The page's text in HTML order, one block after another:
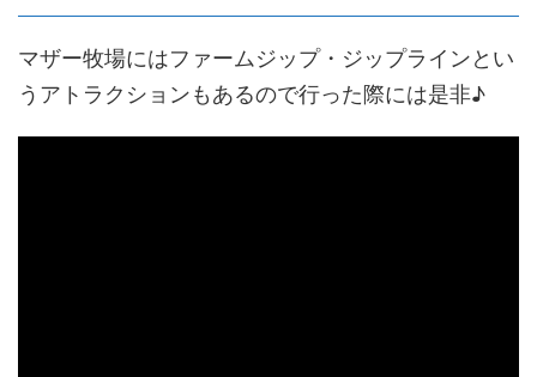
マザー牧場にはファームジップ・ジップラインとい
うアトラクションもあるので行った際には是非♪